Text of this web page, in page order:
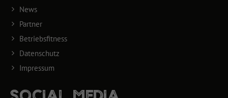
News
Partner
Betriebsfitness
Datenschutz
Impressum